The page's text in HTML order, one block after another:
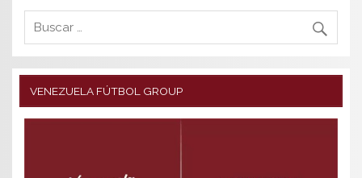
VENEZUELA FÚTBOL GROUP